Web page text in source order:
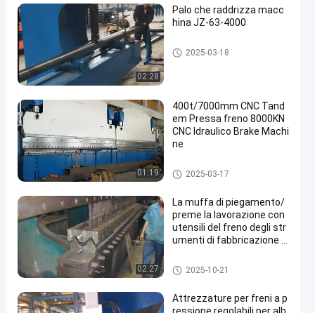
02:28
Palo che raddrizza macc
hina JZ-63-4000
Palo che raddrizza macchina
2025-03-18
01:19
400t/7000mm CNC Tand
em Pressa freno 8000KN
CNC Idraulico Brake Machi
ne
Freno in tandem della stampa
di CNC
2025-03-17
02:27
La muffa di piegamento/
preme la lavorazione con
utensili del freno degli str
umenti di fabbricazione d
a principale
Freno in tandem della stampa
di CNC
2025-10-21
Attrezzature per freni a p